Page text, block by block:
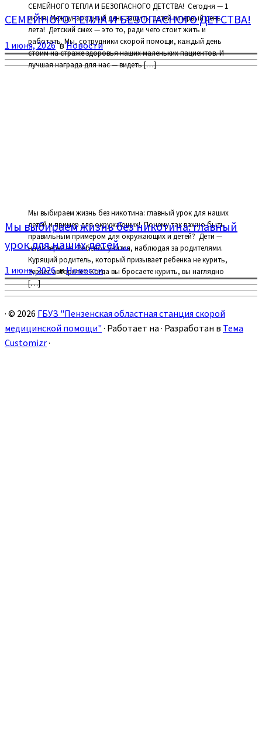
СЕМЕЙНОГО ТЕПЛА И БЕЗОПАСНОГО ДЕТСТВА! ⁣ Сегодня — 1
июня, Международный день защиты детей и первый день
лета! ⁣ Детский смех — это то, ради чего стоит жить и
работать. Мы, сотрудники скорой помощи, каждый день
стоим на страже здоровья наших маленьких пациентов. И
лучшая награда для нас — видеть […]
СЕМЕЙНОГО ТЕПЛА И БЕЗОПАСНОГО ДЕТСТВА!
1 июня, 2026вНовости
Мы выбираем жизнь без никотина: главный урок для наших
детей и пример для окружающих! ⁣ Почему так важно быть
правильным примером для окружающих и детей? ⁣ Дети —
наше зеркало. Ребенок учится, наблюдая за родителями.
Курящий родитель, который призывает ребенка не курить,
теряет авторитет. Когда вы бросаете курить, вы наглядно
[…]
Мы выбираем жизнь без никотина: главный
урок для наших детей ...
1 июня, 2026вНовости
· © 2026 ГБУЗ "Пензенская областная станция скорой
медицинской помощи" · Работает на · Разработан в Тема
Customizr·